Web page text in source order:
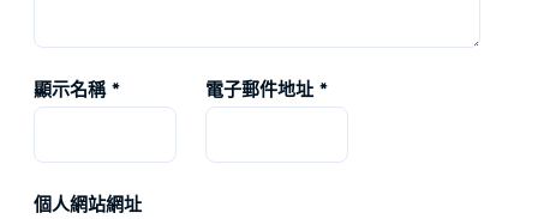
顯示名稱 * 電子郵件地址 *
個人網站網址